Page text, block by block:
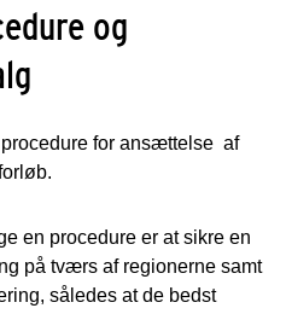
og
for ansættelse af
en procedure er at sikre en
på tværs af regionerne samt
således at de bedst